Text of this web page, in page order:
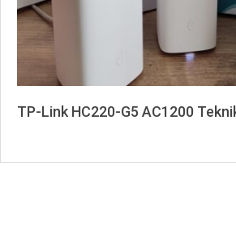
TP-Link HC220-G5 AC1200